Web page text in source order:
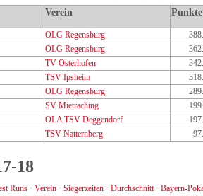
Verein Punkte
OLG Regensburg
OLG Regensburg
TV Osterhofen
TSV Ipsheim
OLG Regensburg
SV Mietraching
OLA TSV Deggendorf
TSV Natternberg
18
Runs · Verein · Siegerzeiten · Durchschnitt· Bayern-